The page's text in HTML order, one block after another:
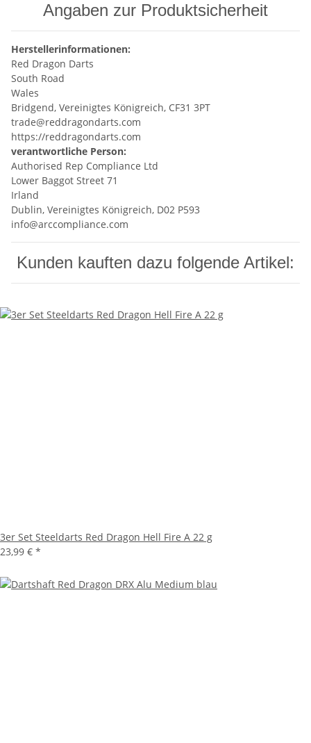
Angaben zur Produktsicherheit
Herstellerinformationen:
Red Dragon Darts
South Road
Wales
Bridgend, Vereinigtes Königreich, CF31 3PT
trade@reddragondarts.com
https://reddragondarts.com
verantwortliche Person:
Authorised Rep Compliance Ltd
Lower Baggot Street 71
Irland
Dublin, Vereinigtes Königreich, D02 P593
info@arccompliance.com
Kunden kauften dazu folgende Artikel:
3er Set Steeldarts Red Dragon Hell Fire A 22 g
23,99 € *